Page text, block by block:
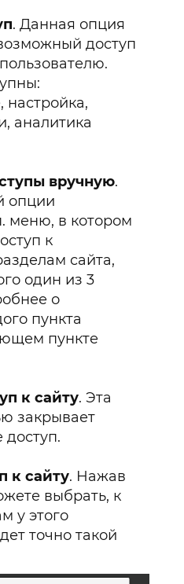
. Данная опция
доступ
настройка,
аналитика
вручную.
опции
меню, в котором
к
сайта,
один из 3
о
пункта
пункте
к сайту. Эта
закрывает
к сайту. Нажав
выбрать, к
у этого
точно такой